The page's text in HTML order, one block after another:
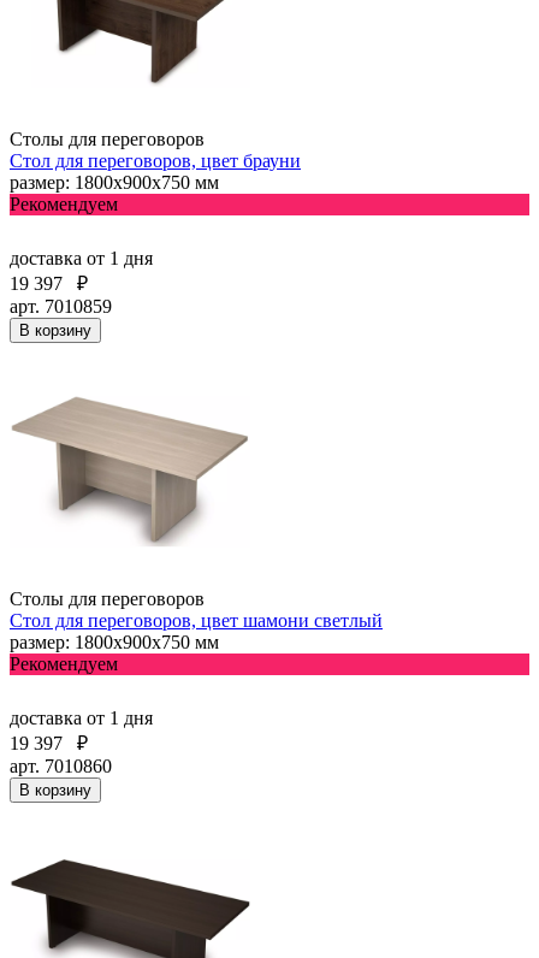
Столы для переговоров
Стол для переговоров, цвет брауни
размер: 1800х900х750 мм
Рекомендуем
доставка от 1 дня
19 397
₽
арт. 7010859
В корзину
Столы для переговоров
Стол для переговоров, цвет шамони светлый
размер: 1800х900х750 мм
Рекомендуем
доставка от 1 дня
19 397
₽
арт. 7010860
В корзину